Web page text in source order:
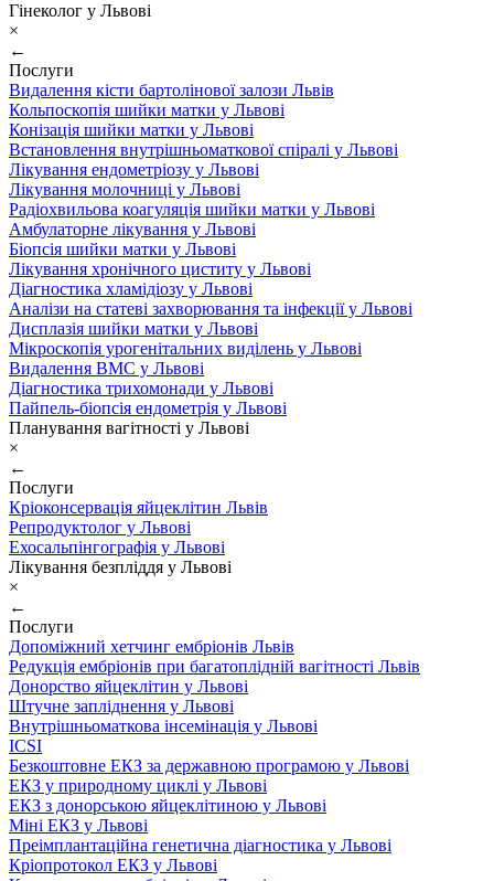
Гінеколог у Львові
×
←
Послуги
Видалення кісти бартолінової залози Львів
Кольпоскопія шийки матки у Львові
Конізація шийки матки у Львові
Встановлення внутрішньоматкової спіралі у Львові
Лікування ендометріозу у Львові
Лікування молочниці у Львові
Радіохвильова коагуляція шийки матки у Львові
Амбулаторне лікування у Львові
Біопсія шийки матки у Львові
Лікування хронічного циститу у Львові
Діагностика хламідіозу у Львові
Аналізи на статеві захворювання та інфекції у Львові
Дисплазія шийки матки у Львові
Мікроскопія урогенітальних виділень у Львові
Видалення ВМС у Львові
Діагностика трихомонади у Львові
Пайпель-біопсія ендометрія у Львові
Планування вагітності у Львові
×
←
Послуги
Кріоконсервація яйцеклітин Львів
Репродуктолог у Львові
Ехосальпінгографія у Львові
Лікування безпліддя у Львові
×
←
Послуги
Допоміжний хетчинг ембріонів Львів
Редукція ембріонів при багатоплідній вагітності Львів
Донорство яйцеклітин у Львові
Штучне запліднення у Львові
Внутрішньоматкова інсемінація у Львові
ICSI
Безкоштовне ЕКЗ за державною програмою у Львові
ЕКЗ у природному циклі у Львові
ЕКЗ з донорською яйцеклітиною у Львові
Міні ЕКЗ у Львові
Преімплантаційна генетична діагностика у Львові
Кріопротокол ЕКЗ у Львові